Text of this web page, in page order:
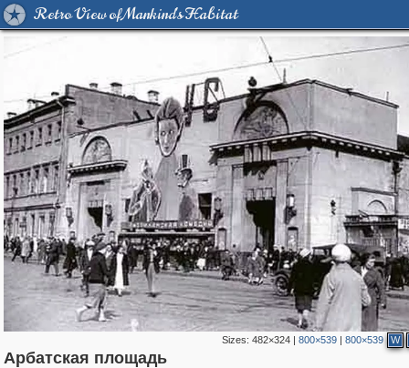
Retro View of Mankind's Habitat
Sizes:482×324 |800×539 |800×539 W
Арбатская площадь
1,405,939
319,716 8,286
159,930